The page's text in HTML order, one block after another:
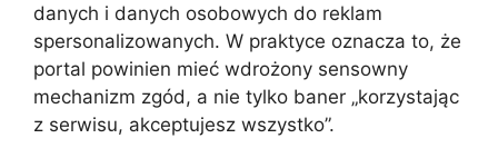
danych i danych osobowych do reklam
spersonalizowanych. W praktyce oznacza to, że
portal powinien mieć wdrożony sensowny
mechanizm zgód, a nie tylko baner „korzystając
z serwisu, akceptujesz wszystko”.